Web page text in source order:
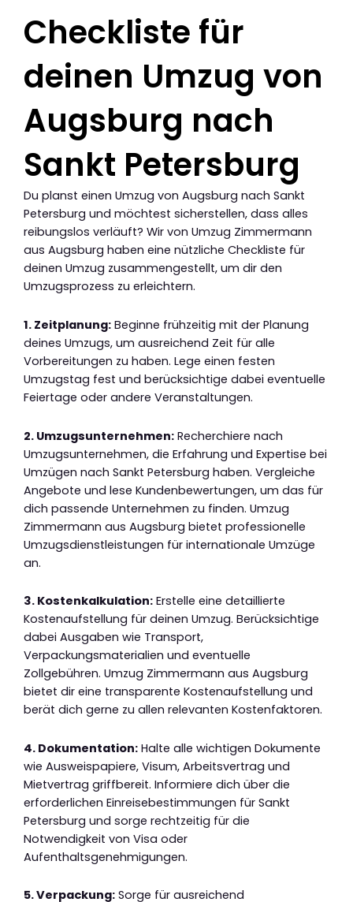
Checkliste für
deinen Umzug von
Augsburg nach
Sankt Petersburg
Du planst einen Umzug von Augsburg nach Sankt
Petersburg und möchtest sicherstellen, dass alles
reibungslos verläuft? Wir von Umzug Zimmermann
aus Augsburg haben eine nützliche Checkliste für
deinen Umzug zusammengestellt, um dir den
Umzugsprozess zu erleichtern.
1. Zeitplanung: Beginne frühzeitig mit der Planung
deines Umzugs, um ausreichend Zeit für alle
Vorbereitungen zu haben. Lege einen festen
Umzugstag fest und berücksichtige dabei eventuelle
Feiertage oder andere Veranstaltungen.
2. Umzugsunternehmen: Recherchiere nach
Umzugsunternehmen, die Erfahrung und Expertise bei
Umzügen nach Sankt Petersburg haben. Vergleiche
Angebote und lese Kundenbewertungen, um das für
dich passende Unternehmen zu finden. Umzug
Zimmermann aus Augsburg bietet professionelle
Umzugsdienstleistungen für internationale Umzüge
an.
3. Kostenkalkulation: Erstelle eine detaillierte
Kostenaufstellung für deinen Umzug. Berücksichtige
dabei Ausgaben wie Transport,
Verpackungsmaterialien und eventuelle
Zollgebühren. Umzug Zimmermann aus Augsburg
bietet dir eine transparente Kostenaufstellung und
berät dich gerne zu allen relevanten Kostenfaktoren.
4. Dokumentation: Halte alle wichtigen Dokumente
wie Ausweispapiere, Visum, Arbeitsvertrag und
Mietvertrag griffbereit. Informiere dich über die
erforderlichen Einreisebestimmungen für Sankt
Petersburg und sorge rechtzeitig für die
Notwendigkeit von Visa oder
Aufenthaltsgenehmigungen.
5. Verpackung: Sorge für ausreichend